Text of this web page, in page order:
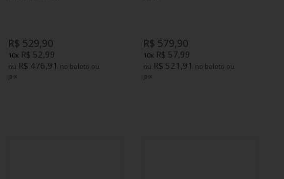
R$ 529,90
10x R$ 52,99
ou R$ 476,91 no boleto ou
pix
R$ 579,90
10x R$ 57,99
ou R$ 521,91 no boleto ou
pix